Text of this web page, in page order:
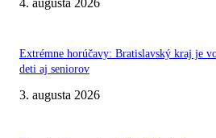
Extrémne horúčavy: Bratislavský kraj je
deti aj seniorov
3. augusta 2026